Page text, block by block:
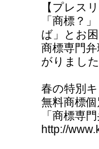
【プレス
「商標？
ば」とお
商標専門
がりました
春の特別
無料商標
「商標専
http://